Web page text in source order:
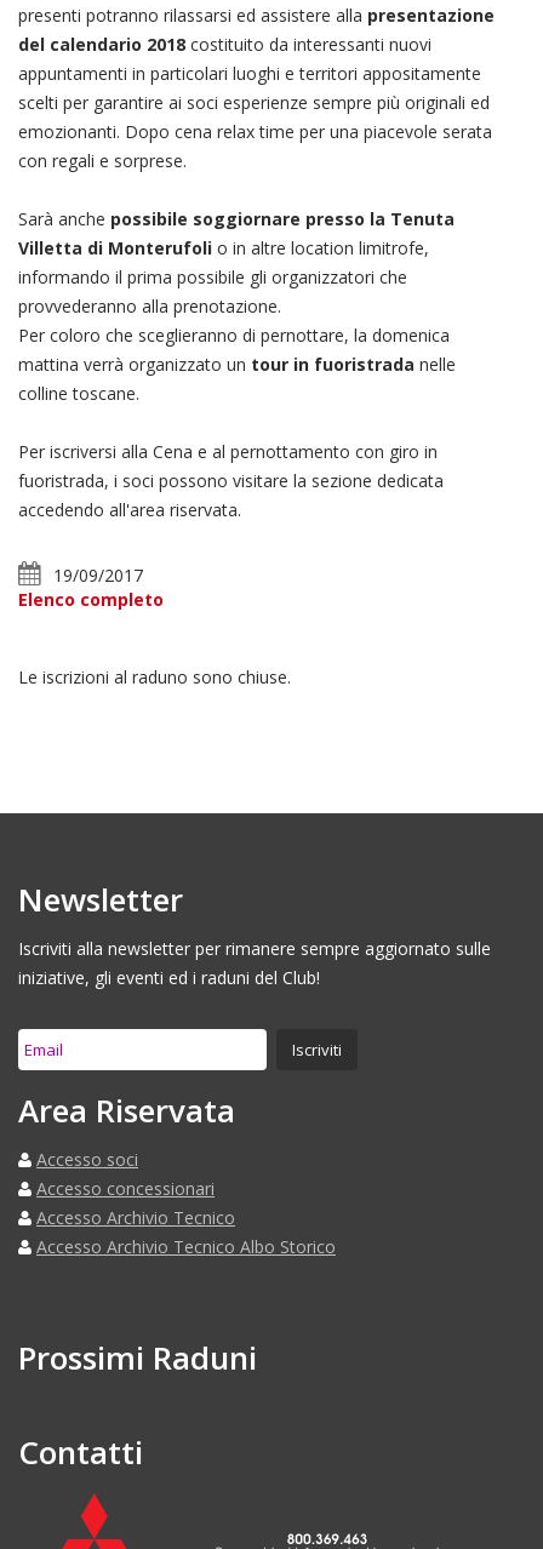
presenti potranno rilassarsi ed assistere alla presentazione
del calendario 2018 costituito da interessanti nuovi
appuntamenti in particolari luoghi e territori appositamente
scelti per garantire ai soci esperienze sempre più originali ed
emozionanti. Dopo cena relax time per una piacevole serata
con regali e sorprese.
Sarà anche possibile soggiornare presso la Tenuta
Villetta di Monterufoli o in altre location limitrofe,
informando il prima possibile gli organizzatori che
provvederanno alla prenotazione.
Per coloro che sceglieranno di pernottare, la domenica
mattina verrà organizzato un tour in fuoristrada nelle
colline toscane.
Per iscriversi alla Cena e al pernottamento con giro in
fuoristrada, i soci possono visitare la sezione dedicata
accedendo all'area riservata.
19/09/2017
Elenco completo
Le iscrizioni al raduno sono chiuse.
Newsletter
Iscriviti alla newsletter per rimanere sempre aggiornato sulle
iniziative, gli eventi ed i raduni del Club!
Area Riservata
Accesso soci
Accesso concessionari
Accesso Archivio Tecnico
Accesso Archivio Tecnico Albo Storico
Prossimi Raduni
Contatti